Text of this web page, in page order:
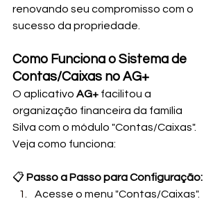
renovando seu compromisso com o
sucesso da propriedade.
Como Funciona o Sistema de
Contas/Caixas no AG+
O aplicativo AG+ facilitou a
organização financeira da família
Silva com o módulo "Contas/Caixas".
Veja como funciona:
📋 Passo a Passo para Configuração:
Acesse o menu "Contas/Caixas".